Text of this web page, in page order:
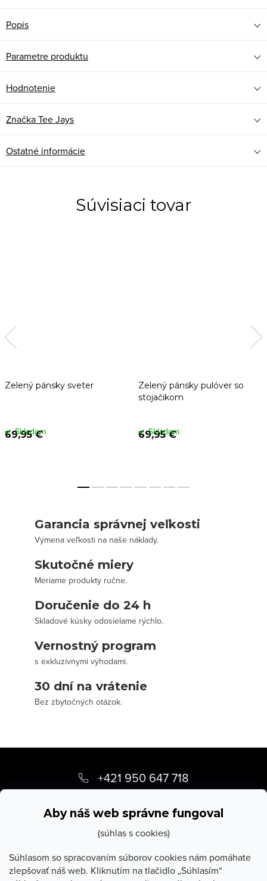
Aby náš web správne fungoval
(súhlas s cookies)
Súhlasom so spracovaním súborov cookies nám pomáhate
zlepšovať náš web. Kliknutím na tlačidlo „Súhlasím“
Popis
Parametre produktu
Hodnotenie
ZnačkaTee Jays
Ostatné informácie
Súvisiaci tovar
Zelený pánsky sveter
69,95 €
Skladom
Zelený pánsky pulóver so
stojačikom
69,95 €
Skladom
Garancia správnej veľkosti
Výmena veľkosti na naše náklady.
Skutočné miery
Meriame produkty ručne.
Doručenie do 24 h
Skladové kúsky odosielame rýchlo.
Vernostný program
s exkluzívnymi výhodami.
30 dní na vrátenie
Bez zbytočných otázok.
p
+421 950 647 718